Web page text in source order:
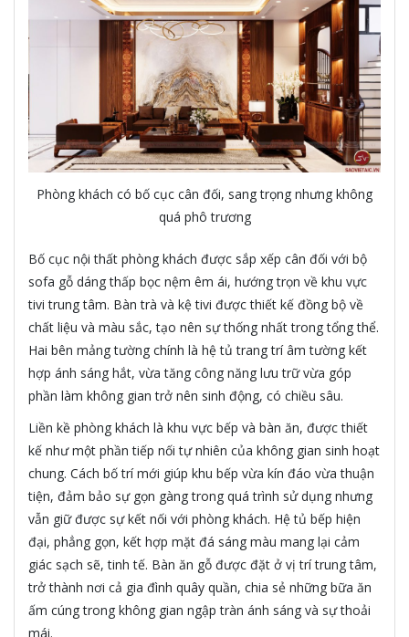
Phòng khách có bố cục cân đối, sang trọng nhưng không
quá phô trương
Bố cục nội thất phòng khách được sắp xếp cân đối với bộ
sofa gỗ dáng thấp bọc nệm êm ái, hướng trọn về khu vực
tivi trung tâm. Bàn trà và kệ tivi được thiết kế đồng bộ về
chất liệu và màu sắc, tạo nên sự thống nhất trong tổng thể.
Hai bên mảng tường chính là hệ tủ trang trí âm tường kết
hợp ánh sáng hắt, vừa tăng công năng lưu trữ vừa góp
phần làm không gian trở nên sinh động, có chiều sâu.
Liền kề phòng khách là khu vực bếp và bàn ăn, được thiết
kế như một phần tiếp nối tự nhiên của không gian sinh hoạt
chung. Cách bố trí mới giúp khu bếp vừa kín đáo vừa thuận
tiện, đảm bảo sự gọn gàng trong quá trình sử dụng nhưng
vẫn giữ được sự kết nối với phòng khách. Hệ tủ bếp hiện
đại, phẳng gọn, kết hợp mặt đá sáng màu mang lại cảm
giác sạch sẽ, tinh tế. Bàn ăn gỗ được đặt ở vị trí trung tâm,
trở thành nơi cả gia đình quây quần, chia sẻ những bữa ăn
ấm cúng trong không gian ngập tràn ánh sáng và sự thoải
mái.